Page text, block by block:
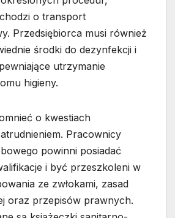
o transport
Przedsiębiorca musi również
środki do dezynfekcji i
utrzymanie
higieny.
o kwestiach
Pracownicy
powinni posiadać
i być przeszkoleni w
ze zwłokami, zasad
oraz przepisów prawnych.